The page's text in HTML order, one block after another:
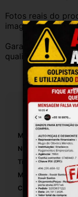
Fotos reais do
imagens.
Garantia válida
qualificado.
Marca:
Número De Peça:
Tipo De Veículo:
Material:
Com Porta-Luvas